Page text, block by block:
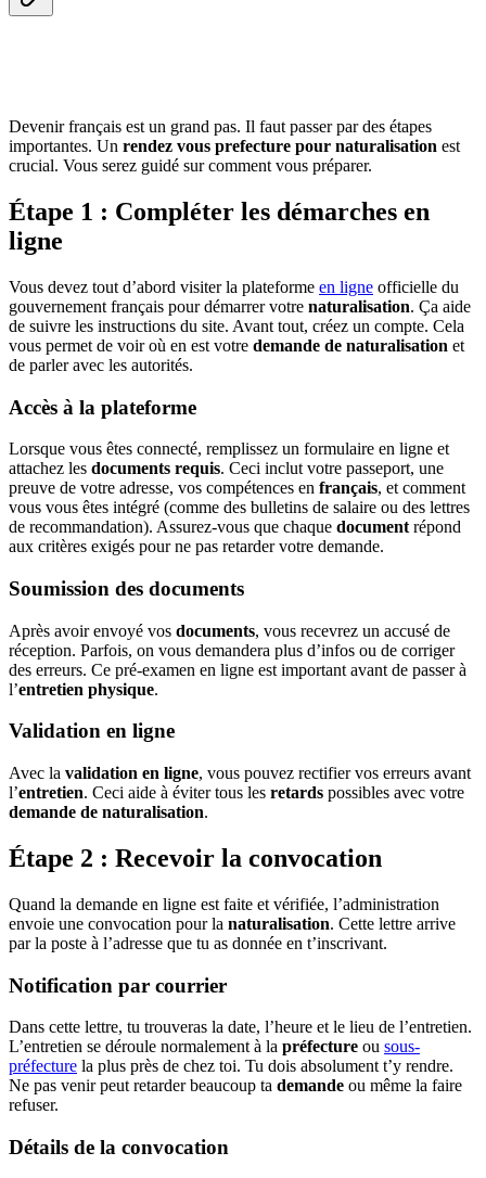
Devenir français est un grand pas. Il faut passer par des étapes
importantes. Un rendez vous prefecture pour naturalisation est
crucial. Vous serez guidé sur comment vous préparer.
Étape 1 : Compléter les démarches en
ligne
Vous devez tout d’abord visiter la plateforme en ligne officielle du
gouvernement français pour démarrer votre naturalisation. Ça aide
de suivre les instructions du site. Avant tout, créez un compte. Cela
vous permet de voir où en est votre demande de naturalisation et
de parler avec les autorités.
Accès à la plateforme
Lorsque vous êtes connecté, remplissez un formulaire en ligne et
attachez les documents requis. Ceci inclut votre passeport, une
preuve de votre adresse, vos compétences en français, et comment
vous vous êtes intégré (comme des bulletins de salaire ou des lettres
de recommandation). Assurez-vous que chaque document répond
aux critères exigés pour ne pas retarder votre demande.
Soumission des documents
Après avoir envoyé vos documents, vous recevrez un accusé de
réception. Parfois, on vous demandera plus d’infos ou de corriger
des erreurs. Ce pré-examen en ligne est important avant de passer à
l’entretien physique.
Validation en ligne
Avec la validation en ligne, vous pouvez rectifier vos erreurs avant
l’entretien. Ceci aide à éviter tous les retards possibles avec votre
demande de naturalisation.
Étape 2 : Recevoir la convocation
Quand la demande en ligne est faite et vérifiée, l’administration
envoie une convocation pour la naturalisation. Cette lettre arrive
par la poste à l’adresse que tu as donnée en t’inscrivant.
Notification par courrier
Dans cette lettre, tu trouveras la date, l’heure et le lieu de l’entretien.
L’entretien se déroule normalement à la préfecture ou sous-
préfecture la plus près de chez toi. Tu dois absolument t’y rendre.
Ne pas venir peut retarder beaucoup ta demande ou même la faire
refuser.
Détails de la convocation